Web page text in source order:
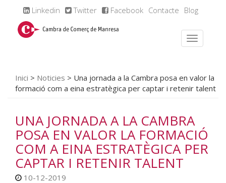
Linkedin Twitter Facebook Contacte Blog
Inici > Noticies > Una jornada a la Cambra posa en valor la
formació com a eina estratègica per captar i retenir talent
UNA JORNADA A LA CAMBRA
POSA EN VALOR LA FORMACIÓ
COM A EINA ESTRATÈGICA PER
CAPTAR I RETENIR TALENT
10-12-2019